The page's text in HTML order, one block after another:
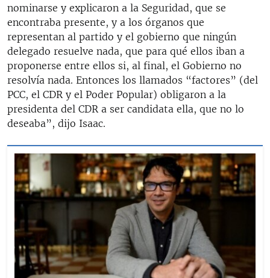
nominarse y explicaron a la Seguridad, que se
encontraba presente, y a los órganos que
representan al partido y el gobierno que ningún
delegado resuelve nada, que para qué ellos iban a
proponerse entre ellos si, al final, el Gobierno no
resolvía nada. Entonces los llamados “factores” (del
PCC, el CDR y el Poder Popular) obligaron a la
presidenta del CDR a ser candidata ella, que no lo
deseaba”, dijo Isaac.